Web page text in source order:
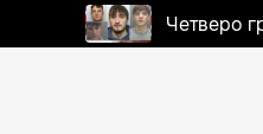
Четверо